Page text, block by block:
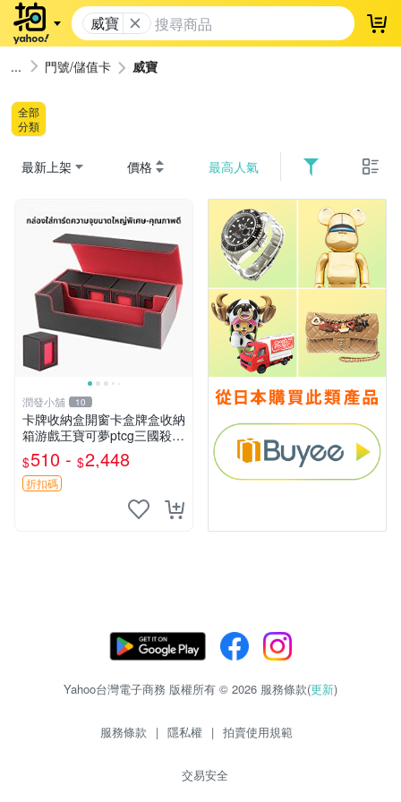
威寶 登
門號/儲值卡 威寶
全部
分類
最新上架 價格 最高人氣
潤發小舖 10
卡牌收納盒開窗卡盒牌盒收納
箱游戲王寶可夢ptcg三國殺海
賊王dtcg
$510 - $2,448
折扣碼
Yahoo台灣電子商務 版權所有 © 2026 服務條款(更新)
服務條款 | 隱私權 | 拍賣使用規範
交易安全